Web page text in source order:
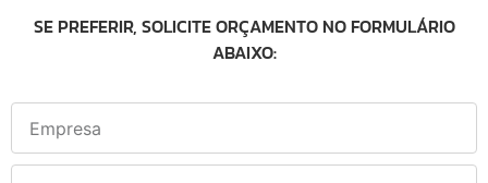
SE PREFERIR, SOLICITE ORÇAMENTO NO FORMULÁRIO
ABAIXO: